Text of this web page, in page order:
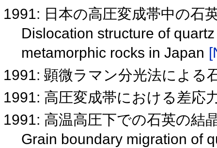
1991: 日本の高圧変成帯中の石
Dislocation structure of
metamorphic rocks in Japan
1991: 顕微ラマン分光法による
1991: 高圧変成帯における差応
1991: 高温高圧下での石英の結
Grain boundary migration of